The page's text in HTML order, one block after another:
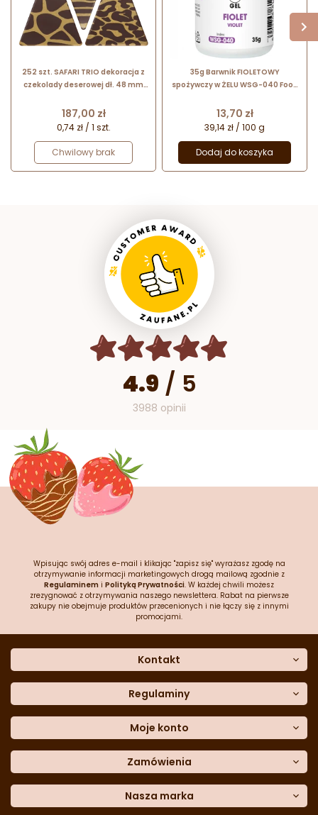
252 szt. SAFARI TRIO dekoracja z
czekolady deserowej dł. 48 mm
Cena
187,00 zł
0,74 zł / 1 szt.
Chwilowy brak
35g Barwnik FIOLETOWY
spożywczy w ŻELU WSG-040 Food
Cena
13,70 zł
39,14 zł / 100 g
Dodaj do koszyka
4.9 / 5
3988 opinii
Wpisując swój adres e-mail i klikając "zapisz się" wyrażasz zgodę na
otrzymywanie informacji marketingowych drogą mailową zgodnie z
Regulaminem i Polityką Prywatności. W każdej chwili możesz
zrezygnować z otrzymywania naszego newslettera. Rabat na pierwsze
zakupy nie obejmuje produktów przecenionych i nie łączy się z innymi
promocjami.
Kontakt
Dane kontaktowe
Często zadawane pytania
Sklep stacjonarny
Formularz kontaktowy
Blog
telefon:601 767 272
Regulaminy
Polityka prywatności
Polityka cookies
Polityka reklamacji
Polityka zwrotów
Dostępność cyfrowa
Moje konto
Moje dane
Historia zamówień
Lista ulubionych
Moje rabaty
Zamówienia
Metody płatności
Dane do przelewu
Nasza marka